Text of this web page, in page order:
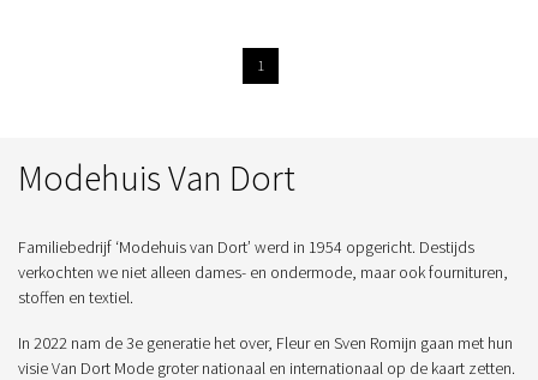
1
Modehuis Van Dort
Familiebedrijf ‘Modehuis van Dort’ werd in 1954 opgericht. Destijds
verkochten we niet alleen dames- en ondermode, maar ook fournituren,
stoffen en textiel.
In 2022 nam de 3e generatie het over, Fleur en Sven Romijn gaan met hun
visie Van Dort Mode groter nationaal en internationaal op de kaart zetten.